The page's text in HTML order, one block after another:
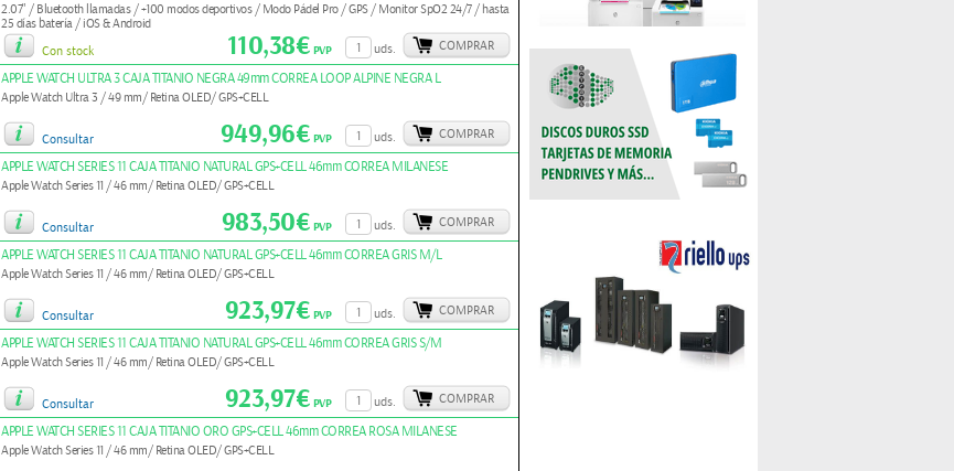
2.07" / Bluetooth llamadas / +100 modos deportivos / Modo Pádel Pro / GPS / Monitor SpO2 24/7 / hasta
25 días batería / iOS & Android
Con stock
uds. COMPRAR
110,38€PVP
APPLE WATCH ULTRA 3 CAJA TITANIO NEGRA 49mm CORREA LOOP ALPINE NEGRA L
Apple Watch Ultra 3 / 49 mm/ Retina OLED/ GPS+CELL
Consultar uds. COMPRAR
949,96€PVP
APPLE WATCH SERIES 11 CAJA TITANIO NATURAL GPS+CELL 46mm CORREA MILANESE
Apple Watch Series 11 / 46 mm/ Retina OLED/ GPS+CELL
Consultar uds. COMPRAR
983,50€PVP
APPLE WATCH SERIES 11 CAJA TITANIO NATURAL GPS+CELL 46mm CORREA GRIS M/L
Apple Watch Series 11 / 46 mm/ Retina OLED/ GPS+CELL
Consultar uds. COMPRAR
923,97€PVP
APPLE WATCH SERIES 11 CAJA TITANIO NATURAL GPS+CELL 46mm CORREA GRIS S/M
Apple Watch Series 11 / 46 mm/ Retina OLED/ GPS+CELL
Consultar uds. COMPRAR
923,97€PVP
APPLE WATCH SERIES 11 CAJA TITANIO ORO GPS+CELL 46mm CORREA ROSA MILANESE
Apple Watch Series 11 / 46 mm/ Retina OLED/ GPS+CELL